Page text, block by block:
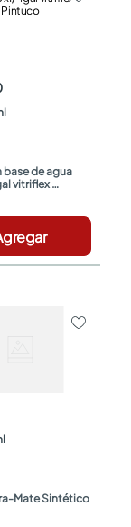
base de agua
vitriflex
Mate Sintético